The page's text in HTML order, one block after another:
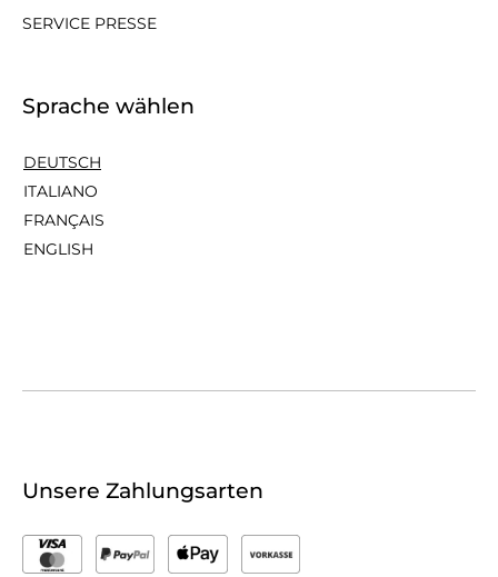
SERVICE PRESSE
Sprache wählen
DEUTSCH
ITALIANO
FRANÇAIS
ENGLISH
Unsere Zahlungsarten